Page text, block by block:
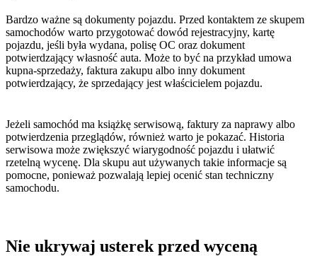
Bardzo ważne są dokumenty pojazdu. Przed kontaktem ze skupem
samochodów warto przygotować dowód rejestracyjny, kartę
pojazdu, jeśli była wydana, polisę OC oraz dokument
potwierdzający własność auta. Może to być na przykład umowa
kupna-sprzedaży, faktura zakupu albo inny dokument
potwierdzający, że sprzedający jest właścicielem pojazdu.
Jeżeli samochód ma książkę serwisową, faktury za naprawy albo
potwierdzenia przeglądów, również warto je pokazać. Historia
serwisowa może zwiększyć wiarygodność pojazdu i ułatwić
rzetelną wycenę. Dla skupu aut używanych takie informacje są
pomocne, ponieważ pozwalają lepiej ocenić stan techniczny
samochodu.
Nie ukrywaj usterek przed wyceną